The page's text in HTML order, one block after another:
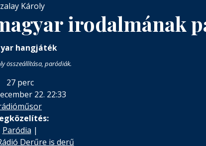
Károly
irodalmának
hangjáték
összeállítása, paródiák.
27 perc
22. 22:33
Paródia |
Derűre is derű